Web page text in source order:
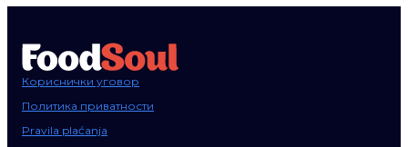
Кориснички уговор
Политика приватности
Pravila plaćanja